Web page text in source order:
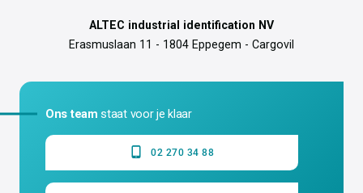
ALTEC industrial identification NV
Erasmuslaan 11 - 1804 Eppegem - Cargovil
Ons team staat voor je klaar
02 270 34 88